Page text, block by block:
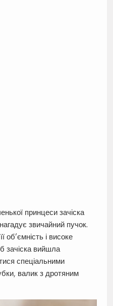
принцеси зачіска
звичайний пучок.
об’ємність і високе
зачіска вийшла
спеціальними
валик з дротяним